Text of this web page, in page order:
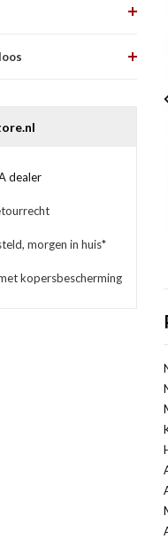
dealer
morgen in huis*
kopersbescherming